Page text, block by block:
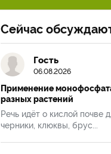
Сейчас
Гость
06.08.2026
Применение
разных растений
Речь идёт о кислой почве
черники, клюквы, брус...